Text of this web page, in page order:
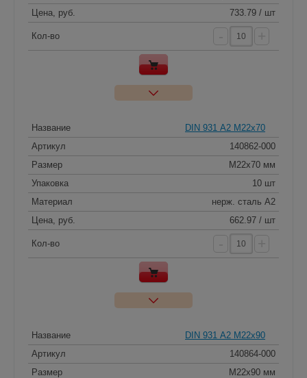
Цена, руб.
733.79 / шт
Кол-во
Название
DIN 931 А2 M22x70
Артикул
140862-000
Размер
M22x70 мм
Упаковка
10 шт
Материал
нерж. сталь A2
Цена, руб.
662.97 / шт
Кол-во
Название
DIN 931 А2 M22x90
Артикул
140864-000
Размер
M22x90 мм